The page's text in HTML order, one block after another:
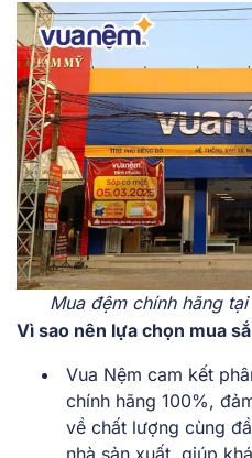
Mua đệm chính hãng
Vì sao nên lựa chọn mua
Vua Nệm cam kết
chính hãng 100%,
về chất lượng cùng